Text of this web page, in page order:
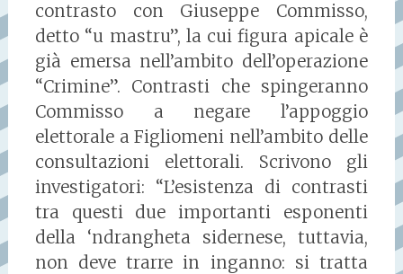
contrasto con Giuseppe Commisso,
detto “u mastru”, la cui figura apicale è
già emersa nell’ambito dell’operazione
“Crimine”. Contrasti che spingeranno
Commisso a negare l’appoggio
elettorale a Figliomeni nell’ambito delle
consultazioni elettorali. Scrivono gli
investigatori: “L’esistenza di contrasti
tra questi due importanti esponenti
della ‘ndrangheta sidernese, tuttavia,
non deve trarre in inganno: si tratta